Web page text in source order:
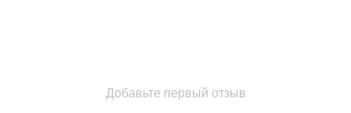
Добавьте первый отзыв